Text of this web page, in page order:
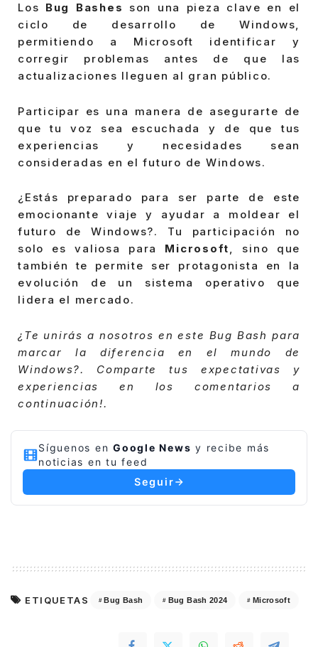
Los Bug Bashes
son una pieza clave en el
ciclo de desarrollo de Windows,
permitiendo a Microsoft identificar y
corregir problemas antes de que las
actualizaciones lleguen al gran público.
Participar es una manera de asegurarte de
que tu voz sea escuchada y de que tus
experiencias y necesidades sean
consideradas en el futuro de Windows.
¿Estás preparado para ser parte de este
emocionante viaje y ayudar a moldear el
futuro de Windows?. Tu participación no
solo es valiosa para Microsoft, sino que
también te permite ser protagonista en la
evolución de un sistema operativo que
lidera el mercado.
¿Te unirás a nosotros en este Bug Bash para
marcar la diferencia en el mundo de
Windows?. Comparte tus expectativas y
experiencias en los comentarios a
continuación!.
Síguenos en Google News y recibe más
noticias en tu feed
Seguir
ETIQUETAS Bug Bash Bug Bash 2024 Microsoft